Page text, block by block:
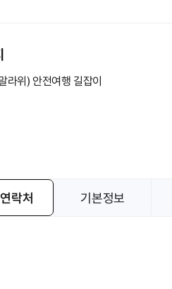
라위) 안전여행 길잡이
락처 기본정보